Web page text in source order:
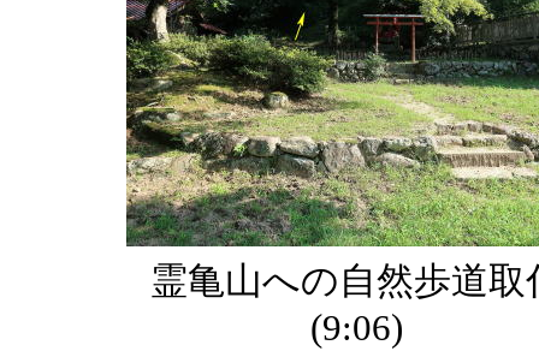
霊亀山への自然歩道取
(9:06)